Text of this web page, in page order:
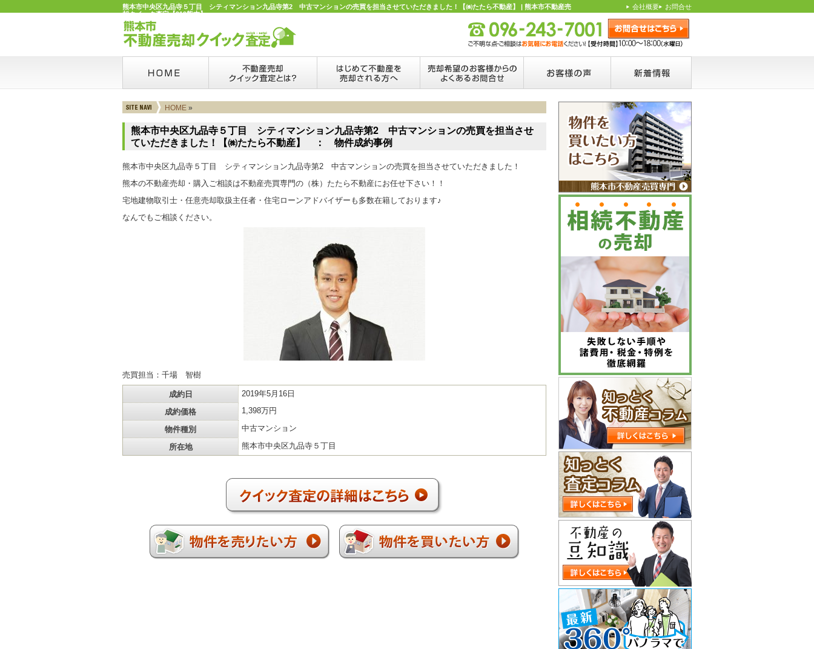
熊本市中央区九品寺５丁目 シティマンション九品寺第2 中古マンションの売買を担当させていただきました！【㈱たたら不動産】 | 熊本市不動産売
却クイック査定【919熊本】
会社概要 お問合せ
HOME »
熊本市中央区九品寺５丁目 シティマンション九品寺第2 中古マンションの売買を担当させ
ていただきました！【㈱たたら不動産】 ： 物件成約事例
熊本市中央区九品寺５丁目 シティマンション九品寺第2 中古マンションの売買を担当させていただきました！
熊本の不動産売却・購入ご相談は不動産売買専門の（株）たたら不動産にお任せ下さい！！
宅地建物取引士・任意売却取扱主任者・住宅ローンアドバイザーも多数在籍しております♪
なんでもご相談ください。
売買担当：千場 智樹
成約日 2019年5月16日
成約価格 1,398万円
物件種別 中古マンション
所在地 熊本市中央区九品寺５丁目